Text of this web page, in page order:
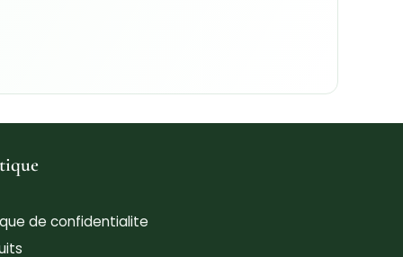
de confidentialite